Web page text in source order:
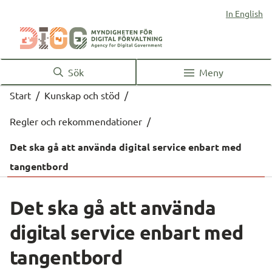
In English
Sök
Meny
Start / Kunskap och stöd /
Regler och rekommendationer /
Det ska gå att använda digital service enbart med
tangentbord
Det ska gå att använda
digital service enbart med
tangentbord